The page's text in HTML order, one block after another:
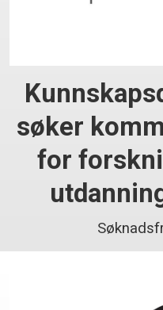
søker
for